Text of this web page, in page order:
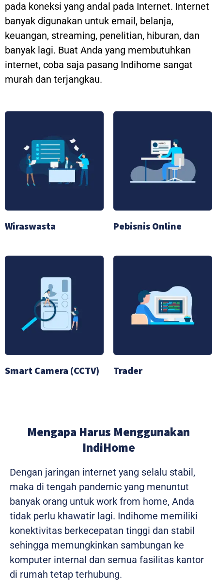
pada koneksi yang andal pada Internet. Internet
banyak digunakan untuk email, belanja,
keuangan, streaming, penelitian, hiburan, dan
banyak lagi. Buat Anda yang membutuhkan
internet, coba saja pasang Indihome sangat
murah dan terjangkau.
Wiraswasta Pebisnis Online
Smart Camera (CCTV) Trader
Mengapa Harus Menggunakan
IndiHome
Dengan jaringan internet yang selalu stabil,
maka di tengah pandemic yang menuntut
banyak orang untuk work from home, Anda
tidak perlu khawatir lagi. Indihome memiliki
konektivitas berkecepatan tinggi dan stabil
sehingga memungkinkan sambungan ke
komputer internal dan semua fasilitas kantor
di rumah tetap terhubung.